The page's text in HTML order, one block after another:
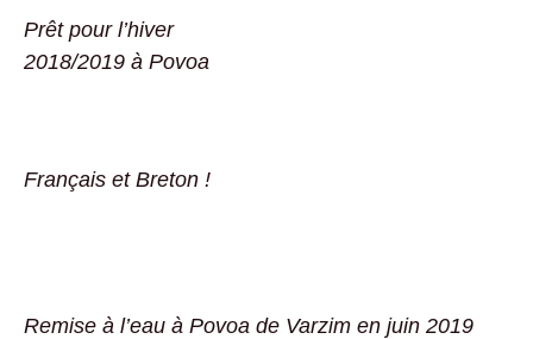
Prêt pour l’hiver
2018/2019 à Povoa
Français et Breton !
Remise à l’eau à Povoa de Varzim en juin 2019